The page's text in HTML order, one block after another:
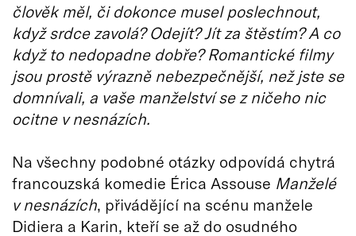
člověk měl, či dokonce musel poslechnout,
když srdce zavolá? Odejít? Jít za štěstím? A co
když to nedopadne dobře? Romantické filmy
jsou prostě výrazně nebezpečnější, než jste se
domnívali, a vaše manželství se z ničeho nic
ocitne v nesnázích.
Na všechny podobné otázky odpovídá chytrá
francouzská komedie Érica Assouse Manželé
v nesnázích, přivádějící na scénu manžele
Didiera a Karin, kteří se až do osudného